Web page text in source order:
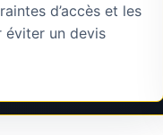
d’accès et les
éviter un devis